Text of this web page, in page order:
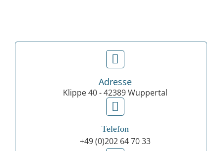
Adresse
Klippe 40 - 42389 Wuppertal
Telefon
+49 (0)202 64 70 33